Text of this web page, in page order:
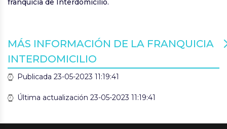
franquicia de Interdomicilio.
MÁS INFORMACIÓN DE LA FRANQUICIA
INTERDOMICILIO
Publicada 23-05-2023 11:19:41
Última actualización 23-05-2023 11:19:41